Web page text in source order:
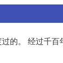
的。 经过千